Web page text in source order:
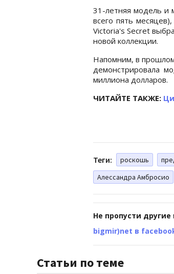
31-летняя модель и
всего пять
Victoria's Secret
новой коллекции.
Напомним, в
демонстрировала
миллиона долларов.
ЧИТАЙТЕ ТАКЖЕ:
Теги: роскошь
Алессандра Амбросио
Не пропусти
bigmir)net в
Статьи по теме